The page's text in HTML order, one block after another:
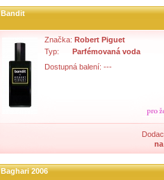
Bandit
Značka: Robert Piguet
Typ:
Parfémovaná voda
Dostupná balení: ---
Baghari 2006